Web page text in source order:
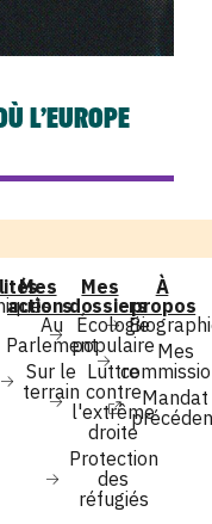
L’EUROPE
Mes
actions
Au
Parlement
Sur le
terrain
Mes
dossiers
Écologie
populaire
Luttre
contre
l'extrême
droite
Protection
des
réfugiés
À
propos
Mes
Mandat